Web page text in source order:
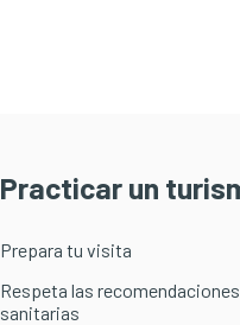
Practicar un
Prepara tu visita
Respeta las
sanitarias